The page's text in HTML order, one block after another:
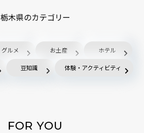
栃木県のカテゴリー
グルメ お土産 ホテル
豆知識 体験・アクティビティ
FOR YOU